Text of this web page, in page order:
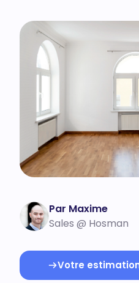
Par Maxime
Sales @ Hosman
Votre